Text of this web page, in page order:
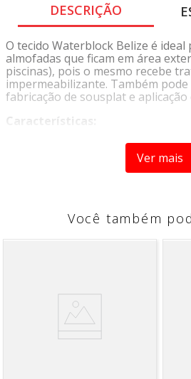
DESCRIÇÃO
O tecido Waterblock Belize é ideal
almofadas que ficam em área
piscinas), pois o mesmo recebe
impermeabilizante. Também
fabricação de sousplat e aplicação
Características:
Com uma combinação de resinas,
-Resistente a tração
O acabamento Waterblock
resistência superior à tração.
Ver mais
Você também